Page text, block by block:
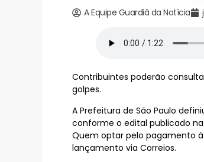
A Equipe Guardiã da Notícia
Contribuintes poderão
golpes.
A Prefeitura de São Paulo
conforme o edital publicado
Quem optar pelo pagamento
lançamento via Correios.